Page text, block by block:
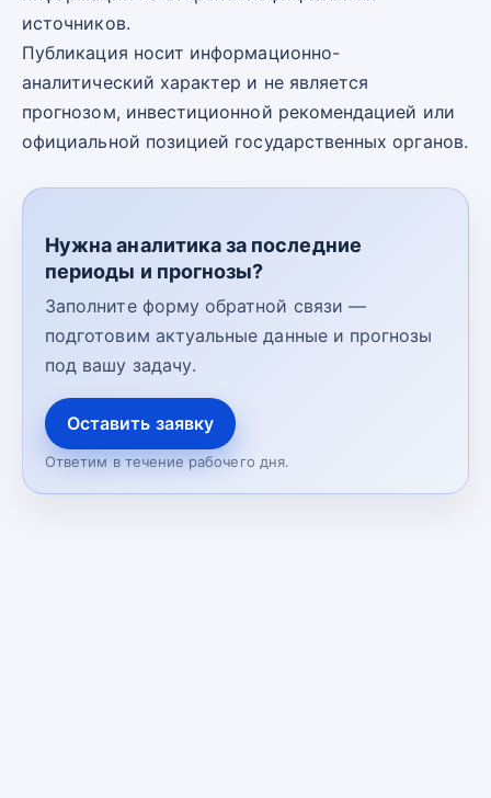
источников.
Публикация носит информационно-
аналитический характер и не является
прогнозом, инвестиционной рекомендацией или
официальной позицией государственных органов.
Нужна аналитика за последние
периоды и прогнозы?
Заполните форму обратной связи —
подготовим актуальные данные и прогнозы
под вашу задачу.
Оставить заявку
Ответим в течение рабочего дня.